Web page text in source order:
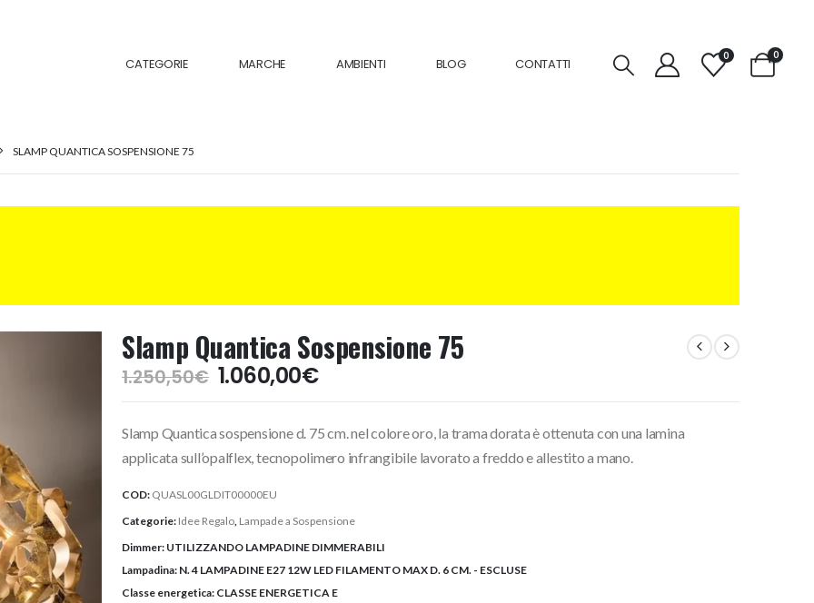
CATEGORIE MARCHE AMBIENTI BLOG CONTATTI
0 0
SLAMP QUANTICA SOSPENSIONE 75
Slamp Quantica Sospensione 75
1.250,50€ Il
prezzo
era:
1.250,50€.
1.060,00€Il
prezzo
è:
1.060,00€.
Slamp Quantica sospensione d. 75 cm. nel colore oro, la trama dorata è ottenuta con una lamina
applicata sull’opalflex, tecnopolimero infrangibile lavorato a freddo e allestito a mano.
COD: QUASL00GLDIT00000EU
Categorie: Idee Regalo Lampade a Sospensione
Dimmer: UTILIZZANDO LAMPADINE DIMMERABILI
Lampadina: N. 4 LAMPADINE E27 12W LED FILAMENTO MAX D. 6 CM. - ESCLUSE
Classe energetica: CLASSE ENERGETICA E